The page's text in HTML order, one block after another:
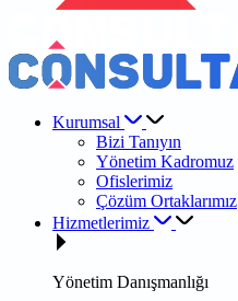
Kurumsal
Bizi Tanıyın
Yönetim Kadromuz
Ofislerimiz
Çözüm Ortaklarımız
Hizmetlerimiz
Yönetim Danışmanlığı